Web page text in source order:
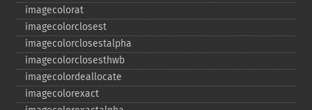
imagecolorat
imagecolorclosest
imagecolorclosestalpha
imagecolorclosesthwb
imagecolordeallocate
imagecolorexact